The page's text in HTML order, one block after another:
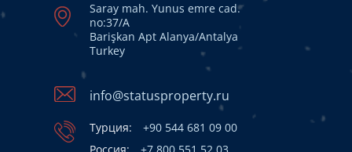
Saray mah. Yunus emre cad.
no:37/A
Barişkan Apt Alanya/Antalya
Turkey
info@statusproperty.ru
Турция:
+90 544 681 09 00